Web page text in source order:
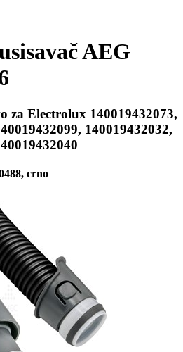
AEG
za Electrolux 140019432073,
140019432032,
crno